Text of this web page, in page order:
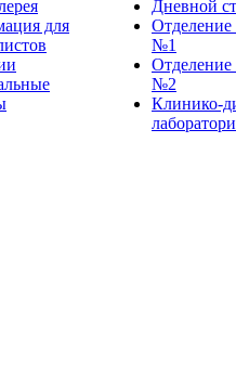
для
Дневной
№1
№2
Клинико-